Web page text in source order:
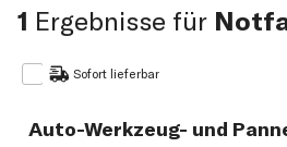
1 Ergebnisse für
Sofort lieferbar
Auto-Werkzeug- und